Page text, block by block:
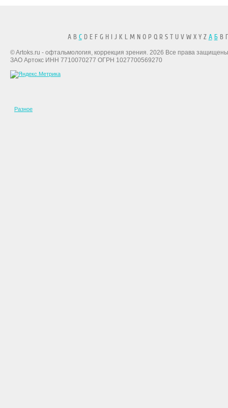
A B CD E F G H I J K L M N O P Q R S T U V W X Y Z А БВ
© Artoks.ru - офтальмология, коррекция зрения. 2026 Все права
ЗАО Артокс ИНН 7710070277 ОГРН 1027700569270
Разное